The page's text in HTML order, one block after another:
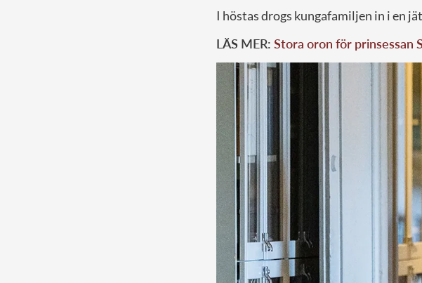
I höstas drogs kungafamiljen in i en
LÄS MER: Stora oron för prinsessan